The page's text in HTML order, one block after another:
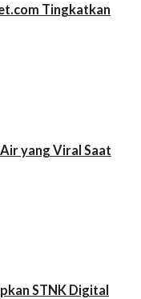
Tingkatkan
yang Viral Saat
STNK Digital